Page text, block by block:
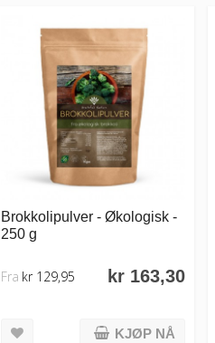
Brokkolipulver - Økologisk -
250 g
kr 163,30
Fra kr 129,95
KJØP NÅ